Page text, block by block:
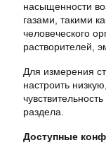
насыщенности
газами, такими
человеческого
растворителей,
Для измерения
настроить
раздела.
Доступные